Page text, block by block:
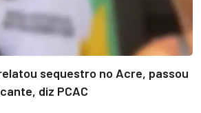
sequestro no Acre, passou
diz PCAC